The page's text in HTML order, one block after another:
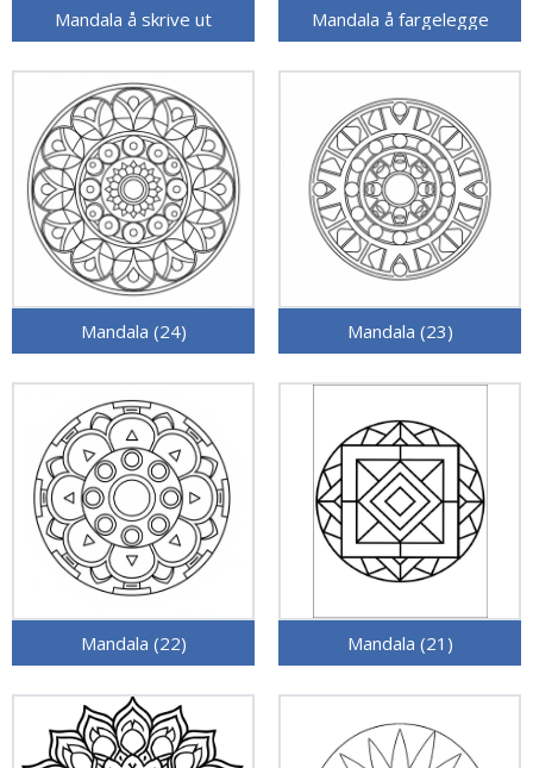
Mandala å skrive ut Mandala å fargelegge
Mandala (24) Mandala (23)
Mandala (22) Mandala (21)